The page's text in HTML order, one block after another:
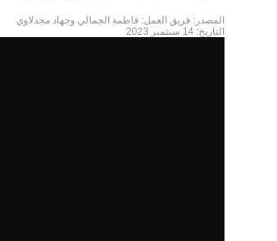
المصدر: فريق العمل: فاطمة الجمالي وجهاد مجدلاوي
التاريخ: 14 سبتمبر 2023